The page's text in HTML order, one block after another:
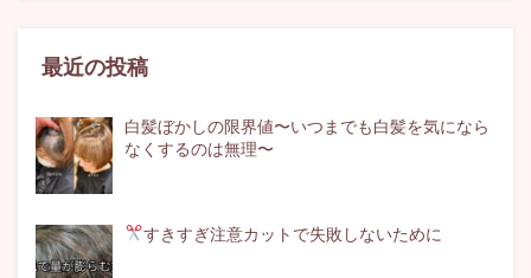
最近の投稿
白髪ぼかしの限界値〜いつまでも白髪を気になら
なくするのは無理〜
すきすぎ注意カットで失敗しないために